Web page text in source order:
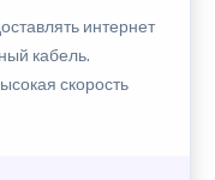
интернет
кабель.
скорость